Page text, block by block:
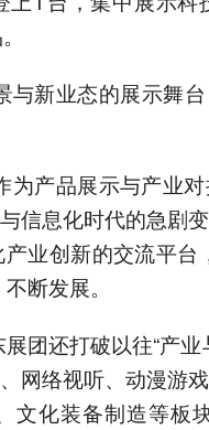
与新业态的展示舞
产品展示与产业
信息化时代的急剧
业创新的交流平台
断发展。
团还打破以往“产
网络视听、动漫游
文化装备制造等板